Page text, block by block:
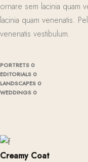
ornare sem lacinia quam
lacinia quam venenatis.
venenatis vestibulum.
PORTRETS 0
EDITORIALS 0
LANDSCAPES 0
WEDDINGS 0
Creamy Coat